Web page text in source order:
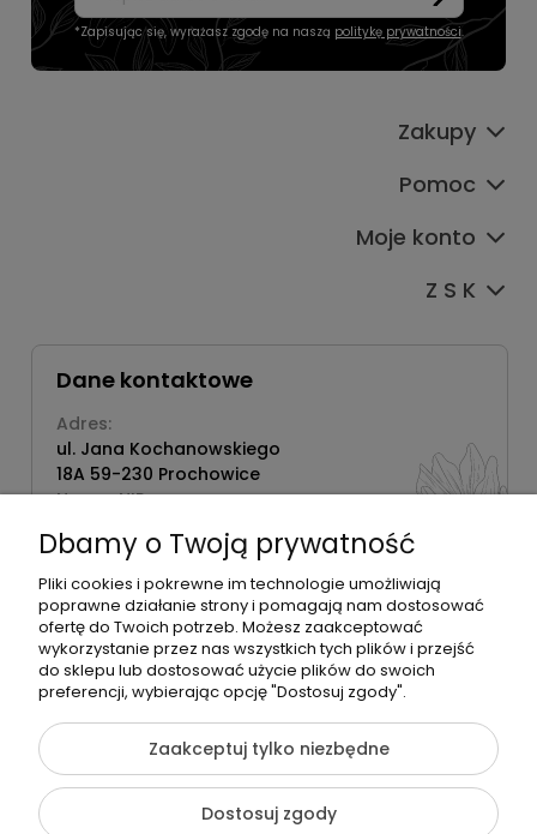
*Zapisując się, wyrażasz zgodę na naszą politykę prywatności.
Zakupy
Pomoc
Moje konto
Z S K
Dane kontaktowe
Adres:
ul. Jana Kochanowskiego
18A 59-230 Prochowice
Numer NIP:
Telefon:
518358020
©2026 Wszelkie Prawa Zastrzeżone | Zrób Sobie Krem
Szablon Flex byEcommercy
Dbamy o Twoją prywatność
Pliki cookies i pokrewne im technologie umożliwiają
poprawne działanie strony i pomagają nam dostosować
ofertę do Twoich potrzeb. Możesz zaakceptować
wykorzystanie przez nas wszystkich tych plików i przejść
do sklepu lub dostosować użycie plików do swoich
preferencji, wybierając opcję "Dostosuj zgody".
Zaakceptuj tylko niezbędne
Dostosuj zgody